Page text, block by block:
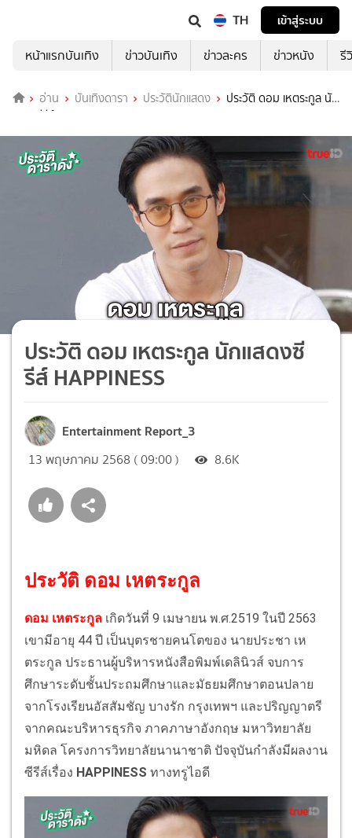
TH
เข้าสู่ระบบ
หน้าแรกบันเทิง
ข่าวบันเทิง ข่าวละคร ข่าวหนัง รี
อ่าน บันเทิงดารา ประวัตินักแสดง
ประวัติ ดอม เหตระกูล นัก
แสดงซีรีส์ HAPPINESS
ประวัติ ดอม เหตระกูล นักแสดงซี
รีส์ HAPPINESS
Entertainment Report_3
13 พฤษภาคม 2568 ( 09:00 ) 8.6K
ประวัติ ดอม เหตระกูล
ดอม เหตระกูล เกิดวันที่ 9 เมษายน พ.ศ.2519 ในปี 2563
เขามีอายุ 44 ปี เป็นบุตรชายคนโตของ นายประชา เห
ตระกูล ประธานผู้บริหารหนังสือพิมพ์เดลินิวส์ จบการ
ศึกษาระดับชั้นประถมศึกษาและมัธยมศึกษาตอนปลาย
จากโรงเรียนอัสสัมชัญ บางรัก กรุงเทพฯ และปริญญาตรี
จากคณะบริหารธุรกิจ ภาคภาษาอังกฤษ มหาวิทยาลัย
มหิดล โครงการวิทยาลัยนานาชาติ ปัจจุบันกำลังมีผลงาน
ซีรีส์เรื่อง HAPPINESS ทางทรูไอดี